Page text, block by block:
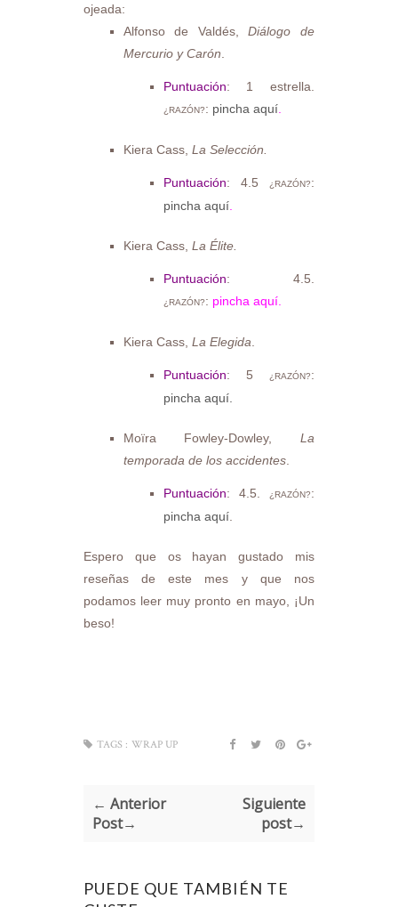
ojeada:
Alfonso de Valdés,Diálogo de
Mercurio y Carón
Puntuación: 1 estrella.
¿RAZÓN?: pincha aquí
Kiera Cass, La Selección.
Puntuación: 4.5 ¿RAZÓN?:
pincha aquí
Kiera Cass, La Élite.
Puntuación: 4.5.
¿RAZÓN?: pincha aquí.
Kiera Cass, La Elegida
Puntuación: 5 ¿RAZÓN?:
pincha aquí.
Moïra Fowley-Dowley,
La
temporada de los accidentes
Puntuación: 4.5. ¿RAZÓN?:
pincha aquí
Espero que os hayan gustado mis
reseñas de este mes y que nos
podamos leer muy pronto en mayo, ¡Un
beso!
TAGS : WRAP UP
← Anterior
Post→
Siguiente
post→
PUEDE QUE TAMBIÉN TE